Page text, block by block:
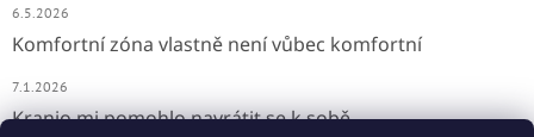
6.5.2026
Komfortní zóna vlastně není vůbec komfortní
7.1.2026
Kranio mi pomohlo navrátit se k sobě